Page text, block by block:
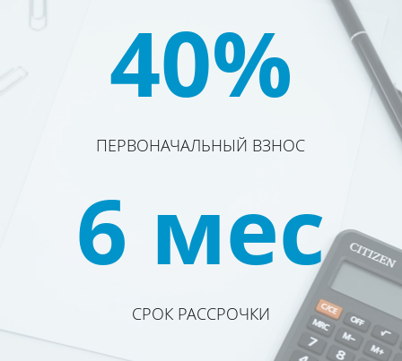
40%
ПЕРВОНАЧАЛЬНЫЙ ВЗНОС
6 мес
СРОК РАССРОЧКИ